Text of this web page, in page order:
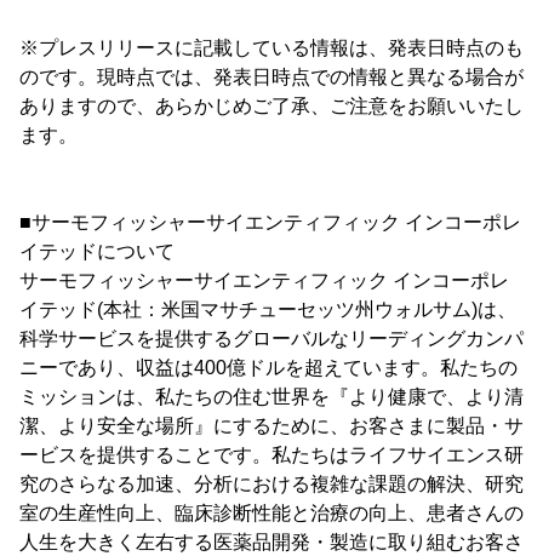
※プレスリリースに記載している情報は、発表日時点のも
のです。現時点では、発表日時点での情報と異なる場合が
ありますので、あらかじめご了承、ご注意をお願いいたし
ます。
■サーモフィッシャーサイエンティフィック インコーポレ
イテッドについて
サーモフィッシャーサイエンティフィック インコーポレ
イテッド(本社：米国マサチューセッツ州ウォルサム)は、
科学サービスを提供するグローバルなリーディングカンパ
ニーであり、収益は400億ドルを超えています。私たちの
ミッションは、私たちの住む世界を『より健康で、より清
潔、より安全な場所』にするために、お客さまに製品・サ
ービスを提供することです。私たちはライフサイエンス研
究のさらなる加速、分析における複雑な課題の解決、研究
室の生産性向上、臨床診断性能と治療の向上、患者さんの
人生を大きく左右する医薬品開発・製造に取り組むお客さ